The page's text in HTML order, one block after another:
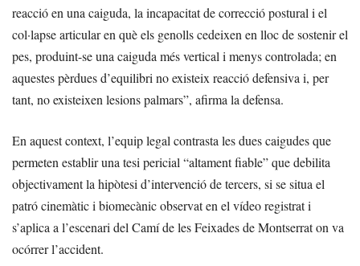
reacció en una caiguda, la incapacitat de correcció postural i el
col·lapse articular en què els genolls cedeixen en lloc de sostenir el
pes, produint-se una caiguda més vertical i menys controlada; en
aquestes pèrdues d’equilibri no existeix reacció defensiva i, per
tant, no existeixen lesions palmars”, afirma la defensa.
En aquest context, l’equip legal contrasta les dues caigudes que
permeten establir una tesi pericial “altament fiable” que debilita
objectivament la hipòtesi d’intervenció de tercers, si se situa el
patró cinemàtic i biomecànic observat en el vídeo registrat i
s’aplica a l’escenari del Camí de les Feixades de Montserrat on va
ocórrer l’accident.